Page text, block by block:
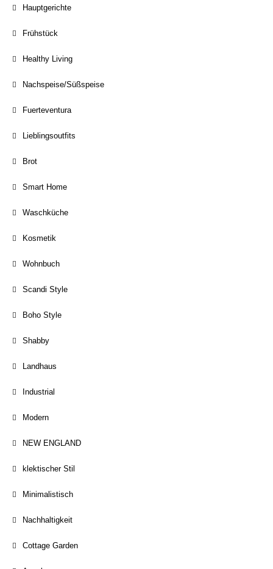
Hauptgerichte
Frühstück
Healthy Living
Nachspeise/Süßspeise
Fuerteventura
Lieblingsoutfits
Brot
Smart Home
Waschküche
Kosmetik
Wohnbuch
Scandi Style
Boho Style
Shabby
Landhaus
Industrial
Modern
NEW ENGLAND
klektischer Stil
Minimalistisch
Nachhaltigkeit
Cottage Garden